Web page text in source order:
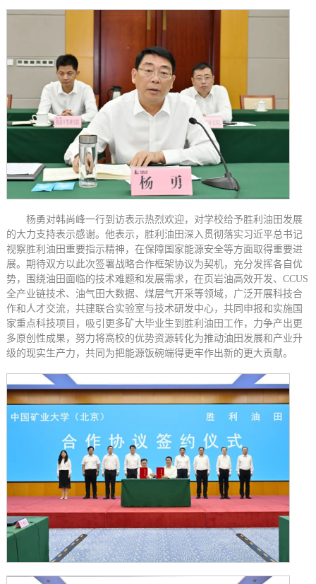
杨勇对韩尚峰一行到访表示热烈欢迎，对学校给予胜利油田发展
的大力支持表示感谢。他表示，胜利油田深入贯彻落实习近平总书记
视察胜利油田重要指示精神，在保障国家能源安全等方面取得重要进
展。期待双方以此次签署战略合作框架协议为契机，充分发挥各自优
势，围绕油田面临的技术难题和发展需求，在页岩油高效开发、CCUS
全产业链技术、油气田大数据、煤层气开采等领域，广泛开展科技合
作和人才交流，共建联合实验室与技术研发中心，共同申报和实施国
家重点科技项目，吸引更多矿大毕业生到胜利油田工作，力争产出更
多原创性成果，努力将高校的优势资源转化为推动油田发展和产业升
级的现实生产力，共同为把能源饭碗端得更牢作出新的更大贡献。